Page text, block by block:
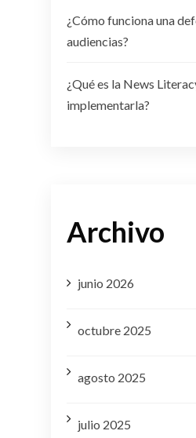
¿Cómo funciona una
audiencias?
¿Qué es la News
implementarla?
Archivo
junio 2026
octubre 2025
agosto 2025
julio 2025